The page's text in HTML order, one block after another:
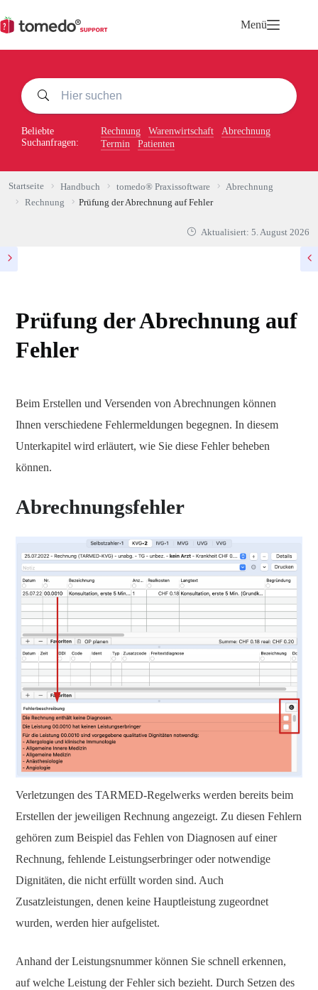
Inhalt
springen
Menü
Beliebte
Suchanfragen:
Rechnung Warenwirtschaft
Abrechnung
Termin
Patienten
Startseite Handbuch tomedo® Praxissoftware
Abrechnung
Rechnung
Prüfung der Abrechnung auf Fehler
Aktualisiert: 5. August 2026
Prüfung der Abrechnung auf
Fehler
Beim Erstellen und Versenden von Abrechnungen können
Ihnen verschiedene Fehlermeldungen begegnen. In diesem
Unterkapitel wird erläutert, wie Sie diese Fehler beheben
können.
Abrechnungsfehler
Verletzungen des TARMED-Regelwerks werden bereits beim
Erstellen der jeweiligen Rechnung angezeigt. Zu diesen Fehlern
gehören zum Beispiel das Fehlen von Diagnosen auf einer
Rechnung, fehlende Leistungserbringer oder notwendige
Dignitäten, die nicht erfüllt worden sind. Auch
Zusatzleistungen, denen keine Hauptleistung zugeordnet
wurden, werden hier aufgelistet.
Anhand der Leistungsnummer können Sie schnell erkennen,
auf welche Leistung der Fehler sich bezieht. Durch Setzen des